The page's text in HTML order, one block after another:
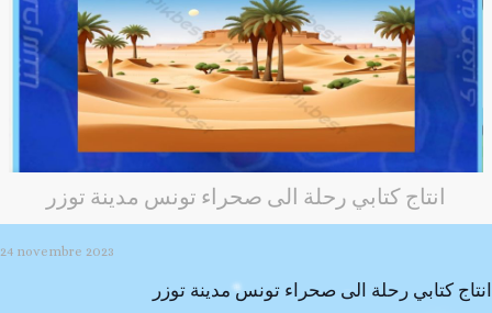
انتاج كتابي رحلة الى صحراء تونس مدينة توزر
24 novembre 2023
انتاج كتابي رحلة الى صحراء تونس مدينة توزر